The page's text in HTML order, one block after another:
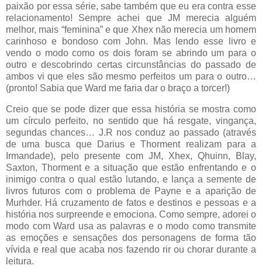
paixão por essa série, sabe também que eu era contra esse
relacionamento! Sempre achei que JM merecia alguém
melhor, mais “feminina” e que Xhex não merecia um homem
carinhoso e bondoso com John. Mas lendo esse livro e
vendo o modo como os dois foram se abrindo um para o
outro e descobrindo certas circunstâncias do passado de
ambos vi que eles são mesmo perfeitos um para o outro…
(pronto! Sabia que Ward me faria dar o braço a torcer!)
Creio que se pode dizer que essa história se mostra como
um círculo perfeito, no sentido que há resgate, vingança,
segundas chances… J.R nos conduz ao passado (através
de uma busca que Darius e Thorment realizam para a
Irmandade), pelo presente com JM, Xhex, Qhuinn, Blay,
Saxton, Thorment e a situação que estão enfrentando e o
inimigo contra o qual estão lutando, e lança a semente de
livros futuros com o problema de Payne e a aparição de
Murhder. Há cruzamento de fatos e destinos e pessoas e a
história nos surpreende e emociona. Como sempre, adorei o
modo com Ward usa as palavras e o modo como transmite
as emoções e sensações dos personagens de forma tão
vívida e real que acaba nos fazendo rir ou chorar durante a
leitura.